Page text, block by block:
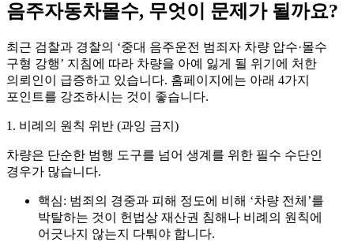
음주자동차몰수, 무엇이 문제가 될까요?
최근 검찰과 경찰의 ‘중대 음주운전 범죄자 차량 압수·몰수
구형 강행’ 지침에 따라 차량을 아예 잃게 될 위기에 처한
의뢰인이 급증하고 있습니다. 홈페이지에는 아래 4가지
포인트를 강조하시는 것이 좋습니다.
1. 비례의 원칙 위반 (과잉 금지)
차량은 단순한 범행 도구를 넘어 생계를 위한 필수 수단인
경우가 많습니다.
핵심: 범죄의 경중과 피해 정도에 비해 ‘차량 전체’를
박탈하는 것이 헌법상 재산권 침해나 비례의 원칙에
어긋나지 않는지 다퉈야 합니다.